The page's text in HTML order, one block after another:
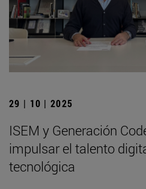
29 | 10 | 2025
ISEM y Generación
impulsar el talento
tecnológica